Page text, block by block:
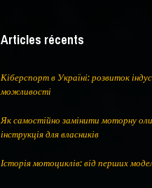
Articles récents
Кіберспорт в Україні: розвиток
можливості
Як самостійно замінити моторну
інструкція для власників
Історія мотоциклів: від перших